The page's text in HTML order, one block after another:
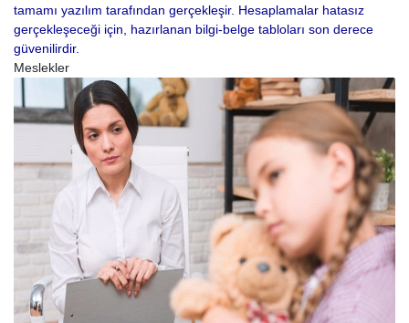
tamamı yazılım tarafından gerçekleşir. Hesaplamalar hatasız
gerçekleşeceği için, hazırlanan bilgi-belge tabloları son derece
güvenilirdir.
Meslekler